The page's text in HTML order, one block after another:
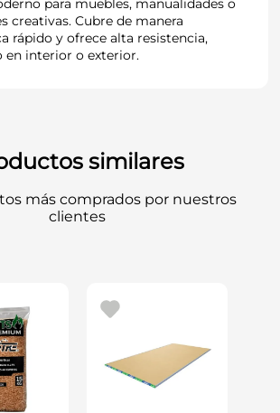
para muebles, manualidades o
creativas. Cubre de manera
rápido y ofrece alta resistencia,
en interior o exterior.
similares
más comprados por nuestros
clientes